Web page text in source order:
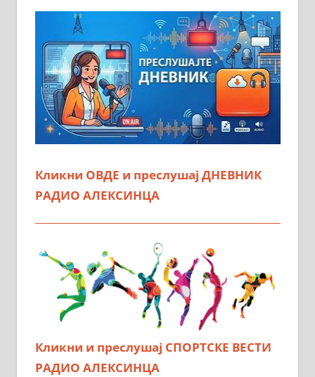
Кликни ОВДЕ и преслушај ДНЕВНИК
РАДИО АЛЕКСИНЦА
Кликни и преслушај СПОРТСКЕ ВЕСТИ
РАДИО АЛЕКСИНЦА